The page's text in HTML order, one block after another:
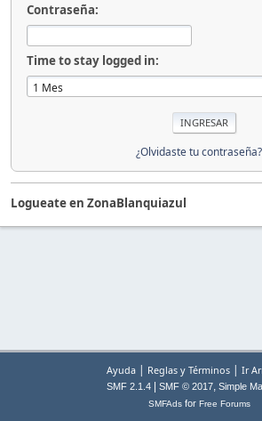
Contraseña:
Time to stay logged in:
¿Olvidaste tu contraseña?
Logueate en ZonaBlanquiazul
Ayuda | Reglas y Términos | Ir
SMF 2.1.4 SMF © 2017, Simple
SMFAdsfor Free Forums